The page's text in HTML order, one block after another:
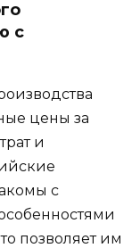
с
цены за
и
с
позволяет им